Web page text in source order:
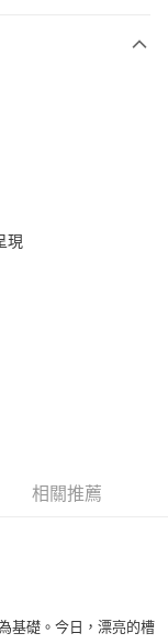
現
相關推薦
基礎。今日，漂亮的槽